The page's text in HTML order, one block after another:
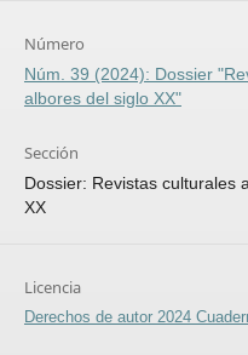
Número
Núm. 39 (2024): Dossier
albores del siglo XX"
Sección
Dossier: Revistas culturales
XX
Licencia
Derechos de autor 2024